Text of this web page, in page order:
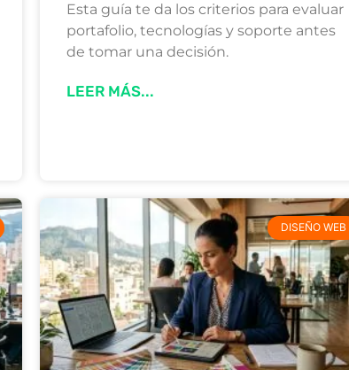
Esta guía te da los criterios para evaluar
portafolio, tecnologías y soporte antes
de tomar una decisión.
LEER MÁS...
DISEÑO WEB